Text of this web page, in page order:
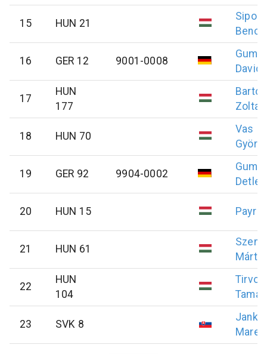
15 HUN 21
Sipos
Bence
16 GER 12 9001-0008
David
17
HUN
177
Bartos
Zoltan
18 HUN 70
Vas
19 GER 92 9904-0002
Detlev
20 HUN 15 Payr
21 HUN 61
22
HUN
104
Tirvol
Tamás
23 SVK 8
Marek